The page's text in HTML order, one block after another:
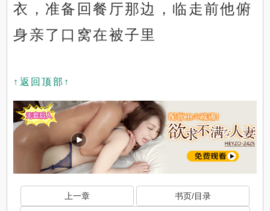
衣，准备回餐厅那边，临走前他俯
身亲了口窝在被子里
↑返回顶部↑
上一章 书页/目录